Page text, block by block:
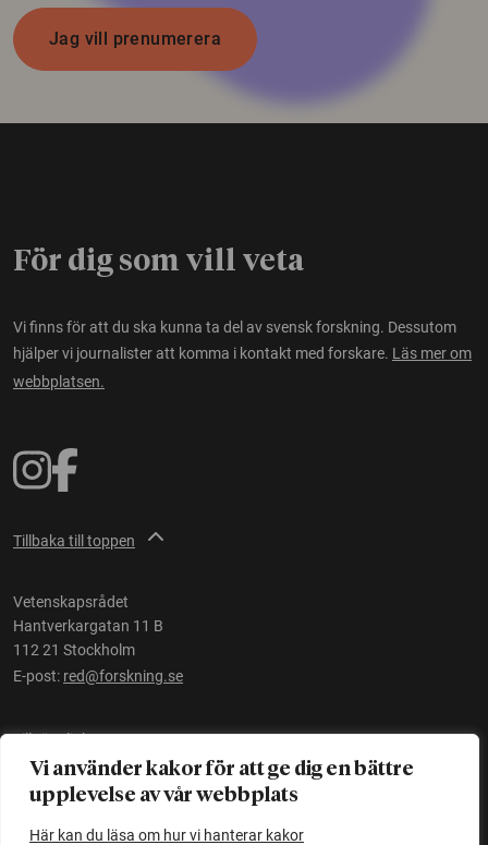
Vi använder kakor för att ge dig en bättre
upplevelse av vår webbplats
Här kan du läsa om hur vi hanterar kakor
Jag vill prenumerera
För dig som vill veta
Vi finns för att du ska kunna ta del av svensk forskning. Dessutom
hjälper vi journalister att komma i kontakt med forskare. Läs mer om
webbplatsen.
Tillbaka till toppen
Vetenskapsrådet
Hantverkargatan 11 B
112 21 Stockholm
E-post: red@forskning.se
Tillgänglighet
Ett initiativ avVetenskapsrådet